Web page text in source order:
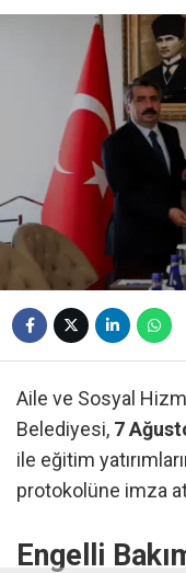
Aile ve Sosyal
Belediyesi, 7
ile eğitim
protokolüne imza
Engelli